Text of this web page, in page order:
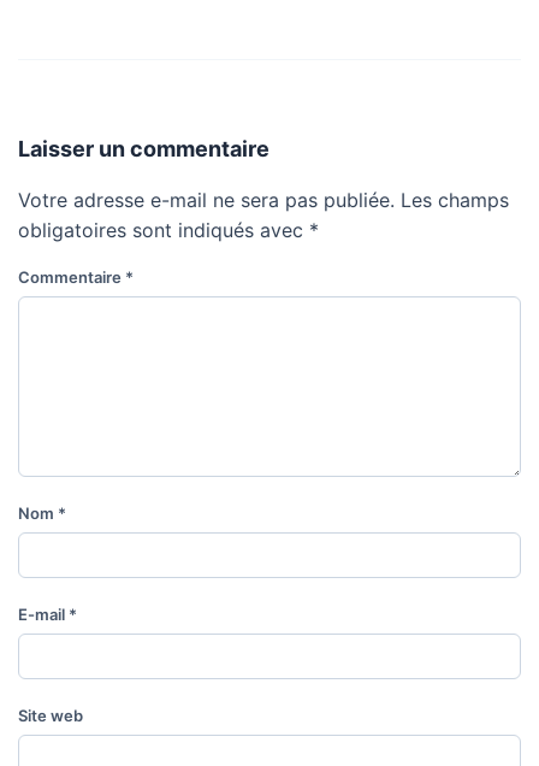
Laisser un commentaire
Votre adresse e-mail ne sera pas publiée. Les champs
obligatoires sont indiqués avec *
Commentaire *
Nom *
E-mail *
Site web